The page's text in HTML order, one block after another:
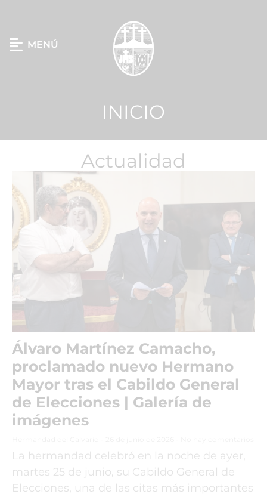
MENÚ
INICIO
Actualidad
Álvaro Martínez Camacho,
proclamado nuevo Hermano
Mayor tras el Cabildo General
de Elecciones | Galería de
imágenes
La hermandad celebró en la noche de ayer,
martes 25 de junio, su Cabildo General de
Elecciones, una de las citas más importantes